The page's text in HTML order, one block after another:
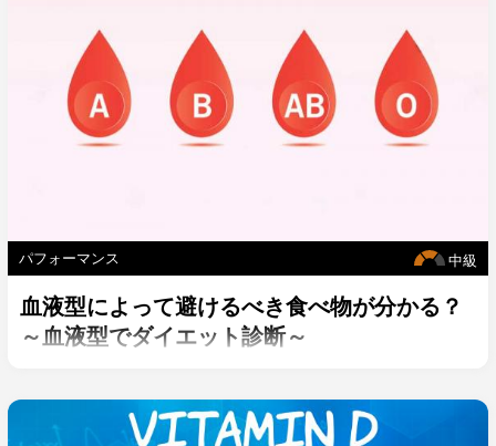
中級
パフォーマンス
血液型によって避けるべき食べ物が分かる？
～血液型でダイエット診断～